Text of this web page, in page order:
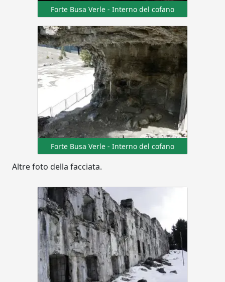
Forte Busa Verle - Interno del cofano
Forte Busa Verle - Interno del cofano
Altre foto della facciata.